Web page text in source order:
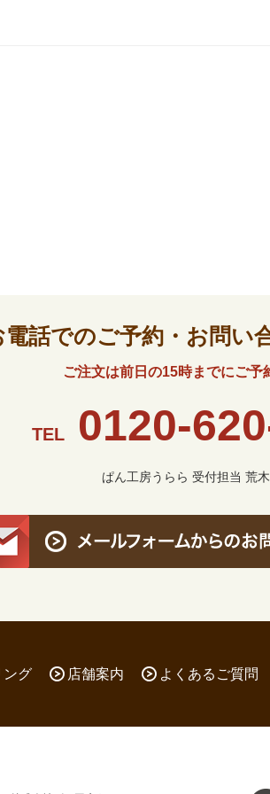
電話でのご予約・お問い
ご注文は前日の15時までにご予
TEL 0120-
ぱん工房うらら 受付担当 荒
ング 店舗案内 よくあるご質問